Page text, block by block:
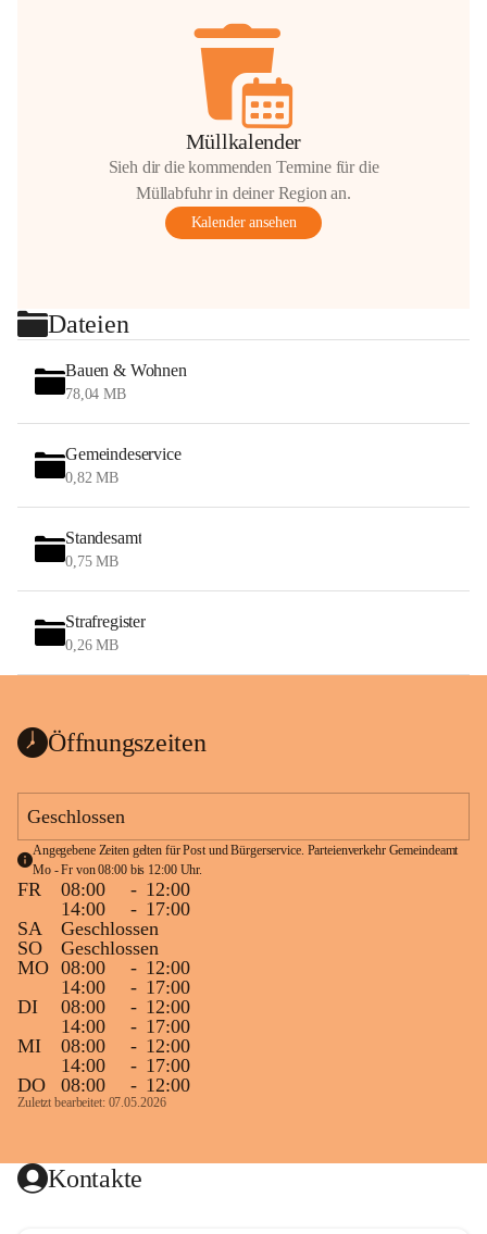
Müllkalender
Sieh dir die kommenden Termine für die
Müllabfuhr in deiner Region an.
Kalender ansehen
Dateien
Bauen & Wohnen
78,04 MB
Gemeindeservice
0,82 MB
Standesamt
0,75 MB
Strafregister
0,26 MB
Öffnungszeiten
Geschlossen
Angegebene Zeiten gelten für Post und Bürgerservice. Parteienverkehr Gemeindeamt
Mo - Fr von 08:00 bis 12:00 Uhr.
FR 08:00 - 12:00
14:00
- 17:00
SA
Geschlossen
SO
Geschlossen
MO 08:00 - 12:00
14:00
- 17:00
DI
08:00 - 12:00
14:00
- 17:00
MI
08:00 - 12:00
14:00
- 17:00
DO
08:00 - 12:00
Zuletzt bearbeitet: 07.05.2026
Kontakte